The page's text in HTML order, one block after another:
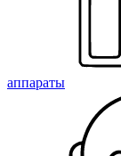
аппараты